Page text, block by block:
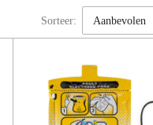
Sorteer: